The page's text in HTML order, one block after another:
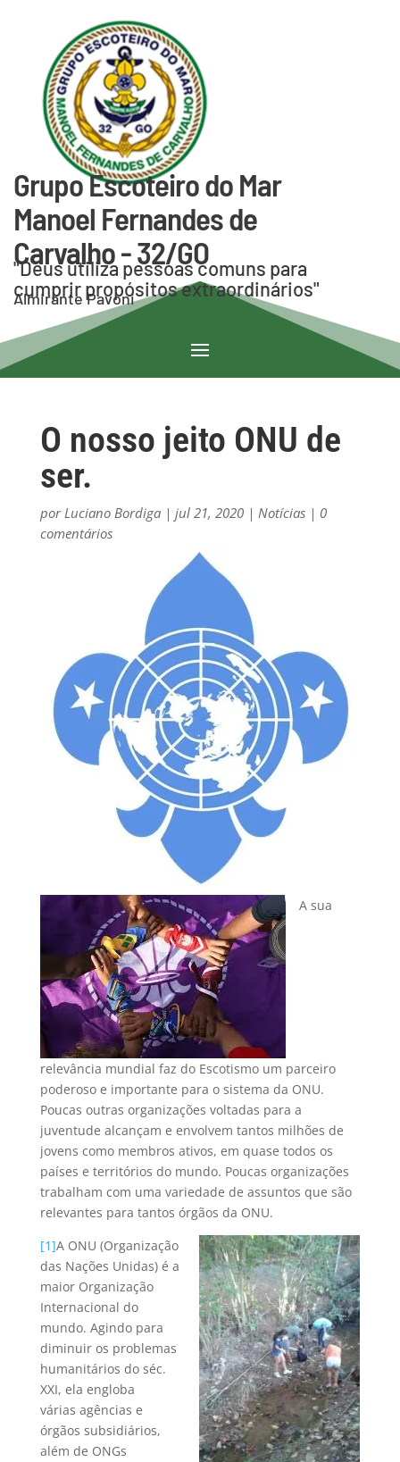
Grupo Escoteiro do Mar
Manoel Fernandes de
Carvalho - 32/GO
"Deus utiliza pessoas comuns para
cumprir propósitos extraordinários"
Almirante Pavoni
O nosso jeito ONU de
ser.
porLuciano Bordiga| jul 21, 2020| Notícias| 0
comentários
A sua
relevância mundial faz do Escotismo um parceiro
poderoso e importante para o sistema da ONU.
Poucas outras organizações voltadas para a
juventude alcançam e envolvem tantos milhões de
jovens como membros ativos, em quase todos os
países e territórios do mundo. Poucas organizações
trabalham com uma variedade de assuntos que são
relevantes para tantos órgãos da ONU.
[1]A ONU (Organização
das Nações Unidas) é a
maior Organização
Internacional do
mundo. Agindo para
diminuir os problemas
humanitários do séc.
XXI, ela engloba
várias agências e
órgãos subsidiários,
além de ONGs